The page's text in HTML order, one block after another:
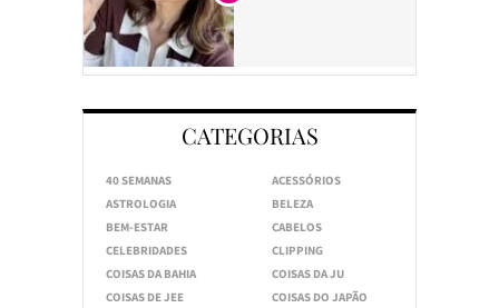
CATEGORIAS
40 SEMANAS
ACESSÓRIOS
ASTROLOGIA
BELEZA
BEM-ESTAR
CABELOS
CELEBRIDADES
CLIPPING
COISAS DA BAHIA
COISAS DA JU
COISAS DE JEE
COISAS DO JAPÃO